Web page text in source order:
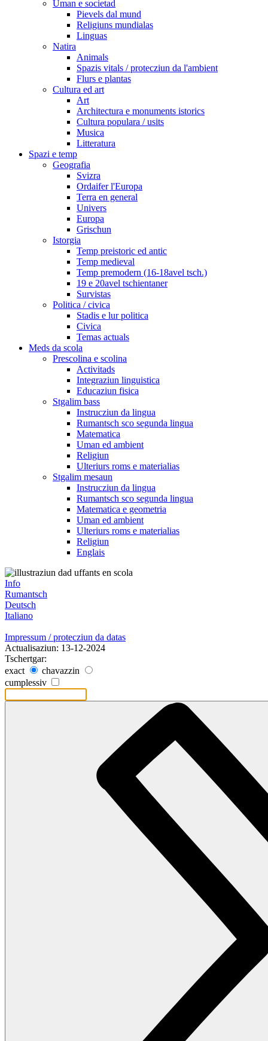
Uman e societad
Pievels dal mund
Religiuns mundialas
Linguas
Natira
Animals
Spazis vitals / protecziun da l'ambient
Flurs e plantas
Cultura ed art
Art
Architectura e monuments istorics
Cultura populara / usits
Musica
Litteratura
Spazi e temp
Geografia
Svizra
Ordaifer l'Europa
Terra en general
Univers
Europa
Grischun
Istorgia
Temp preistoric ed antic
Temp medieval
Temp premodern (16-18avel tsch.)
19 e 20avel tschientaner
Survistas
Politica / civica
Stadis e lur politica
Civica
Temas actuals
Meds da scola
Prescolina e scolina
Activitads
Integraziun linguistica
Educaziun fisica
Stgalim bass
Instrucziun da lingua
Rumantsch sco segunda lingua
Matematica
Uman ed ambient
Religiun
Ulteriurs roms e materialias
Stgalim mesaun
Instrucziun da lingua
Rumantsch sco segunda lingua
Matematica e geometria
Uman ed ambient
Ulteriurs roms e materialias
Religiun
Englais
Info
Rumantsch
Deutsch
Italiano
Impressum / protecziun da datas
Actualisaziun: 13-12-2024
Tschertgar:
exact
chavazzin
cumplessiv